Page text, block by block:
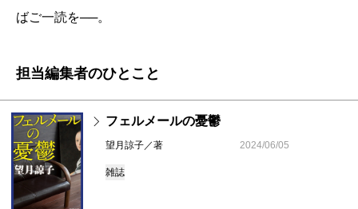
ばご一読を──。
担当編集者のひとこと
フェルメールの憂鬱
望月諒子／著 2024/06/05
雑誌